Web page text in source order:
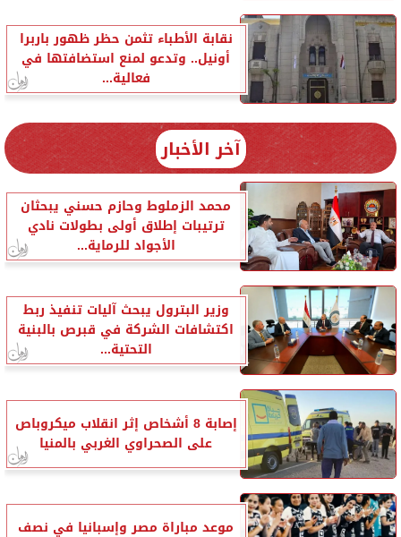
نقابة الأطباء تثمن حظر ظهور باربرا
أونيل.. وتدعو لمنع استضافتها في
فعالية...
آخر الأخبار
محمد الزملوط وحازم حسني يبحثان
ترتيبات إطلاق أولى بطولات نادي
الأجواد للرماية...
وزير البترول يبحث آليات تنفيذ ربط
اكتشافات الشركة في قبرص بالبنية
التحتية...
إصابة 8 أشخاص إثر انقلاب ميكروباص
على الصحراوي الغربي بالمنيا
موعد مباراة مصر وإسبانيا في نصف